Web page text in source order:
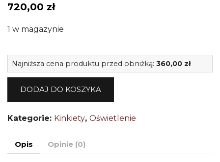
720,00 zł
1 w magazynie
Najniższa cena produktu przed obniżką: 360,00 zł
DODAJ DO KOSZYKA
Kategorie: Kinkiety, Oświetlenie
Opis Opinie (0)